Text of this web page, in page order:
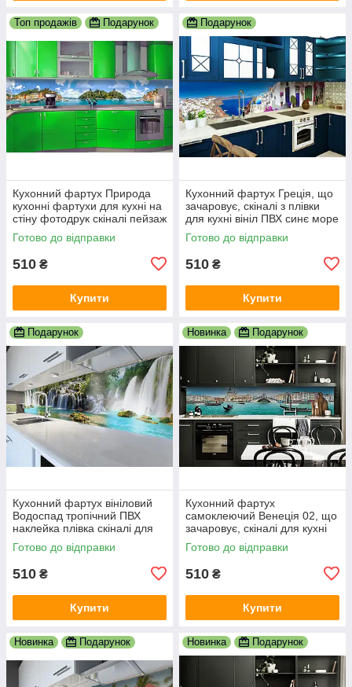
Топ продажів Подарунок
Кухонний фартух Природа
кухонні фартухи для кухні на
стіну фотодрук скіналі пейзаж
600х2000 мм
Готово до відправки
510 ₴
Купити
Подарунок
Кухонний фартух Греція, що
зачаровує, скіналі з плівки
для кухні вініл ПВХ синє море
білі будинки 600х2000 мм
Готово до відправки
510 ₴
Купити
Подарунок
Кухонний фартух вініловий
Водоспад тропічний ПВХ
наклейка плівка скіналі для
кухні блакитний 600х2000 мм
Готово до відправки
510 ₴
Купити
Новинка Подарунок
Кухонний фартух
самоклеючий Венеція 02, що
зачаровує, скіналі для кухні
наклейка ПВХ гондоли
600х2000 мм
Готово до відправки
510 ₴
Купити
Новинка Подарунок Новинка Подарунок